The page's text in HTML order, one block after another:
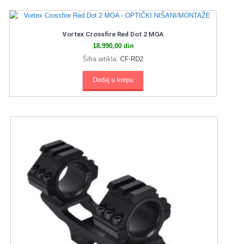
Vortex Crossfire Red Dot 2 MOA
18.990,00 din
Šifra artikla: CF-RD2
Dodaj u korpu